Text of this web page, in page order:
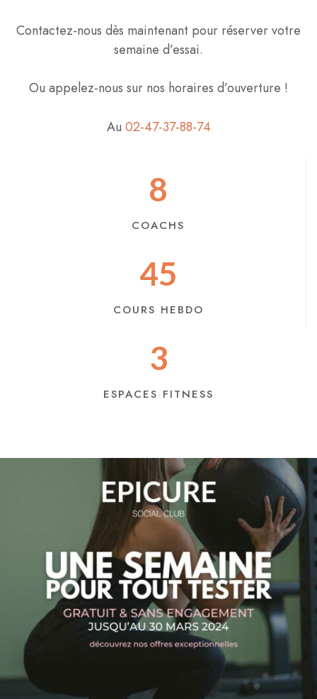
Contactez-nous dès maintenant pour réserver votre
semaine d’essai.
Ou appelez-nous sur nos horaires d’ouverture !
Au 02-47-37-88-74
COACHS
8
COURS HEBDO
45
ESPACES FITNESS
3